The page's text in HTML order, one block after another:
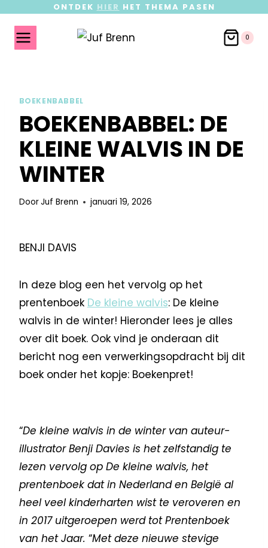
ONTDEK HIER HET THEMA PASEN
0
BOEKENBABBEL
BOEKENBABBEL: DE
KLEINE WALVIS IN DE
WINTER
DoorJuf Brenn januari 19, 2026
BENJI DAVIS
In deze blog een het vervolg op het
prentenboek De kleine walvis: De kleine
walvis in de winter! Hieronder lees je alles
over dit boek. Ook vind je onderaan dit
bericht nog een verwerkingsopdracht bij dit
boek onder het kopje: Boekenpret!
“De kleine walvis in de winter van auteur-
illustrator Benji Davies is het zelfstandig te
lezen vervolg op De kleine walvis, het
prentenboek dat in Nederland en België al
heel veel kinderharten wist te veroveren en
in 2017 uitgeroepen werd tot Prentenboek
van het Jaar. “Met deze nieuwe stevige